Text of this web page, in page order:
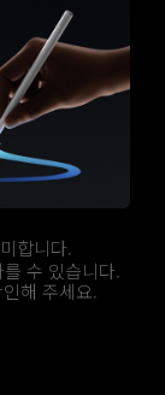
합니다.
수 있습니다.
해 주세요.